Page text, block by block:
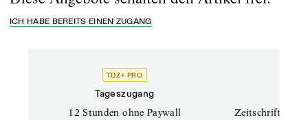
ICH HABE BEREITS EINEN ZUGANG
TDZ+ PRO
Tageszugang
12 Stunden ohne Paywall Zeitschriften